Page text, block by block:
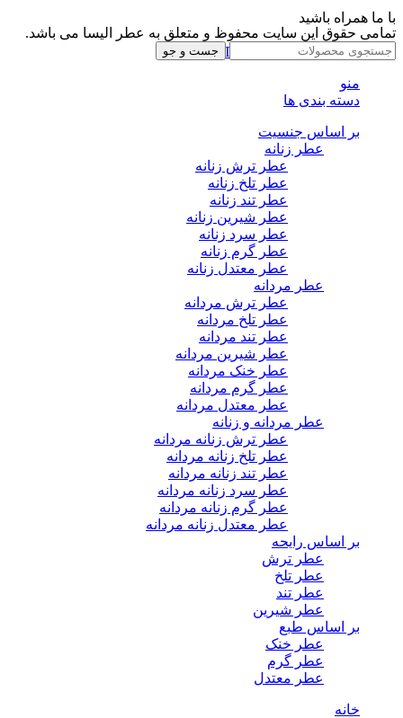
با ما همراه باشید
Telegram Whatsapp Instagram
تمامی حقوق این سایت محفوظ و متعلق به عطر الیسا می باشد.
جست و جو
منو
دسته بندی ها
بر اساس جنسیت
عطر زنانه
عطر ترش زنانه
عطر تلخ زنانه
عطر تند زنانه
عطر شیرین زنانه
عطر سرد زنانه
عطر گرم زنانه
عطر معتدل زنانه
عطر مردانه
عطر ترش مردانه
عطر تلخ مردانه
عطر تند مردانه
عطر شیرین مردانه
عطر خنک مردانه
عطر گرم مردانه
عطر معتدل مردانه
عطر مردانه و زنانه
عطر ترش زنانه مردانه
عطر تلخ زنانه مردانه
عطر تند زنانه مردانه
عطر سرد زنانه مردانه
عطر گرم زنانه مردانه
عطر معتدل زنانه مردانه
بر اساس رایحه
عطر ترش
عطر تلخ
عطر تند
عطر شیرین
بر اساس طبع
عطر خنک
عطر گرم
عطر معتدل
خانه